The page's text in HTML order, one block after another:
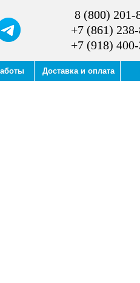
8 (800) 201-
+7 (861)
+7 (918)
Доставка и оплата